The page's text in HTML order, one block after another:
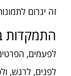
זה יגרום
התמקדות
לפעמים,
לפנים, לרגש,